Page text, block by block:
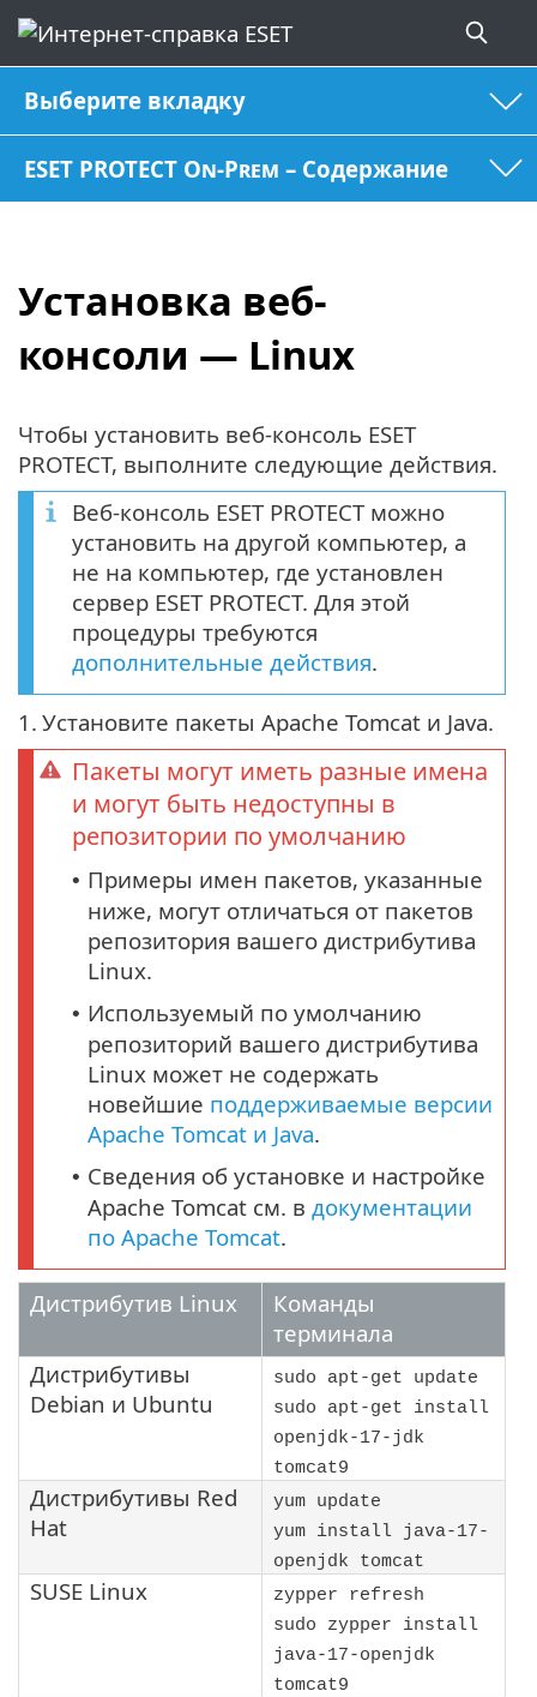
Выберите вкладку
ESET PROTECT On-Prem – Содержание
Установка веб-
консоли — Linux
Чтобы установить веб-консоль ESET
PROTECT, выполните следующие действия.
Веб-консоль ESET PROTECT можно
установить на другой компьютер, а
не на компьютер, где установлен
сервер ESET PROTECT. Для этой
процедуры требуются
дополнительные действия.
1. Установите пакеты Apache Tomcat и Java.
Пакеты могут иметь разные имена
и могут быть недоступны в
репозитории по умолчанию
• Примеры имен пакетов, указанные
ниже, могут отличаться от пакетов
репозитория вашего дистрибутива
Linux.
• Используемый по умолчанию
репозиторий вашего дистрибутива
Linux может не содержать
новейшие поддерживаемые версии
Apache Tomcat и Java.
• Сведения об установке и настройке
Apache Tomcat см. в документации
по Apache Tomcat.
Дистрибутив Linux
Команды
терминала
Дистрибутивы
Debian и Ubuntu
sudo apt-get update
sudo apt-get install
openjdk-17-jdk
tomcat9
Дистрибутивы Red
Hat
yum update
yum install java-17-
openjdk tomcat
SUSE Linux
zypper refresh
sudo zypper install
java-17-openjdk
tomcat9